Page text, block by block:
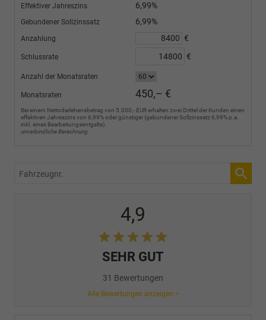
Effektiver Jahreszins 6,99%
Gebundener Sollzinssatz 6,99%
Anzahlung €
Schlussrate €
Anzahl der Monatsraten
Monatsraten 450,– €
Bei einem Nettodarlehensbetrag von 5.000,- EUR erhalten zwei Drittel der Kunden einen
effektiven Jahreszins von 6,99% oder günstiger (gebundener Sollzinssatz 6,99% p.a.
inkl. eines Bearbeitungsentgelts).
unverbindliche Berechnung
Fahrzeugnr.
4,9
SEHR GUT
31 Bewertungen
Alle Bewertungen anzeigen >